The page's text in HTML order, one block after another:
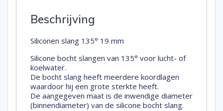
Beschrijving
Siliconen slang 135° 19 mm
Silicone bocht slangen van 135° voor lucht- of
koelwater.
De bocht slang heeft meerdere koordlagen
waardoor hij een grote sterkte heeft.
De aangegeven maat is de inwendige diameter
(binnendiameter) van de silicone bocht slang.